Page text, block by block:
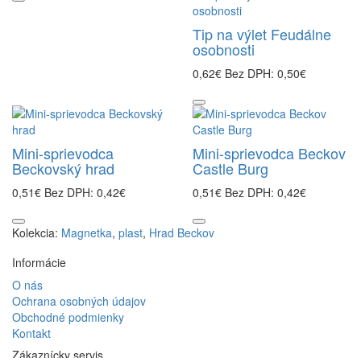
Tip na výlet Feudálne
osobnosti
0,62€ Bez DPH: 0,50€
Mini-sprievodca
Beckovský hrad
0,51€ Bez DPH: 0,42€
Mini-sprievodca Beckov
Castle Burg
0,51€ Bez DPH: 0,42€
Kolekcia: Magnetka, plast, Hrad Beckov
Informácie
O nás
Ochrana osobných údajov
Obchodné podmienky
Kontakt
Zákaznícky servis